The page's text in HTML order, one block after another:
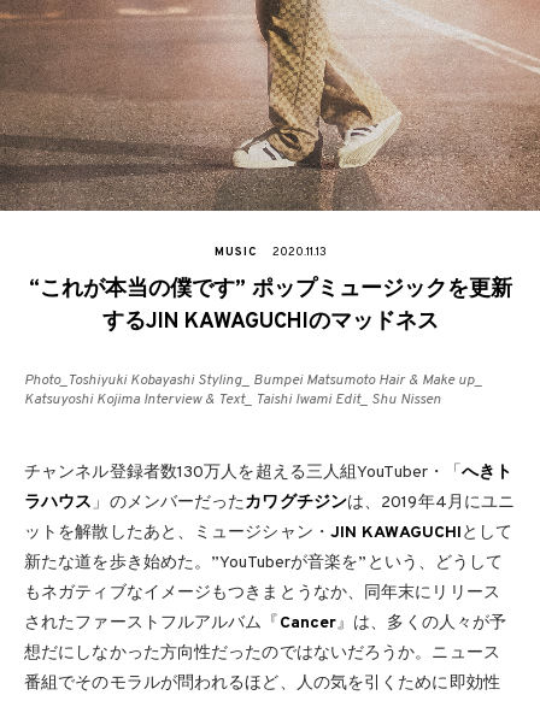
MUSIC 2020.11.13
“これが本当の僕です” ポップミュージックを更新
するJIN KAWAGUCHIのマッドネス
Photo_Toshiyuki Kobayashi Styling_ Bumpei Matsumoto Hair & Make up_
Katsuyoshi Kojima Interview & Text_ Taishi Iwami Edit_ Shu Nissen
チャンネル登録者数130万人を超える三人組YouTuber・「へきト
ラハウス」のメンバーだったカワグチジンは、2019年4月にユニ
ットを解散したあと、ミュージシャン・ JIN KAWAGUCHIとして
新たな道を歩き始めた。”YouTuberが音楽を”という、どうして
もネガティブなイメージもつきまとうなか、同年末にリリース
されたファーストフルアルバム『 Cancer』は、多くの人々が予
想だにしなかった方向性だったのではないだろうか。ニュース
番組でそのモラルが問われるほど、人の気を引くために即効性